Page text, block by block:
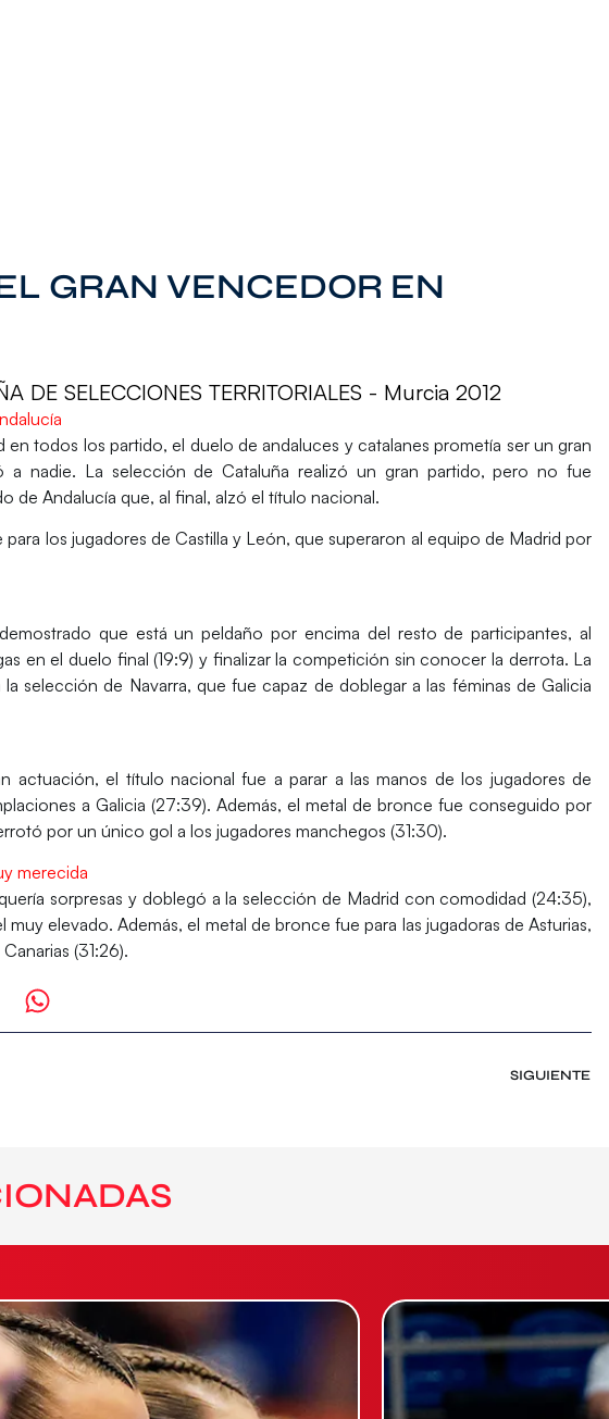
GRAN VENCEDOR EN
DE SELECCIONES TERRITORIALES - Murcia 2012
todos los partido, el duelo de andaluces y catalanes prometía ser un gran
a nadie. La selección de Cataluña realizó un gran partido, pero no fue
de Andalucía que, al final, alzó el título nacional.
los jugadores de Castilla y León, que superaron al equipo de Madrid por
que está un peldaño por encima del resto de participantes, al
en el duelo final (19:9) y finalizar la competición sin conocer la derrota. La
selección de Navarra, que fue capaz de doblegar a las féminas de Galicia
actuación, el título nacional fue a parar a las manos de los jugadores de
a Galicia (27:39). Además, el metal de bronce fue conseguido por
por un único gol a los jugadores manchegos (31:30).
merecida
sorpresas y doblegó a la selección de Madrid con comodidad (24:35),
elevado. Además, el metal de bronce fue para las jugadoras de Asturias,
(31:26).
SIGUIENTE